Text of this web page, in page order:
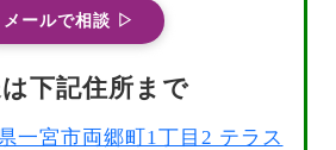
メールで相談 ▷
下記住所まで
一宮市両郷町1丁目2 テラス